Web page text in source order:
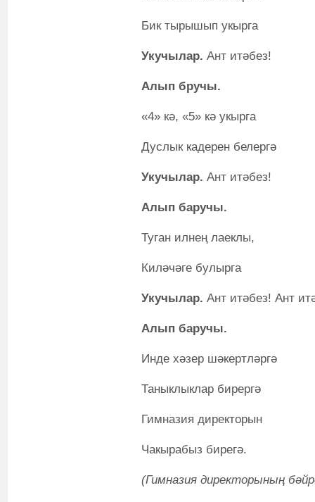
Бик тырышып укырга
Укучылар. Ант итәбез!
Алып бручы.
«4» кә, «5» кә укырга
Дуслык кадерен белергә
Укучылар. Ант итәбез!
Алып баручы.
Туган илнең лаеклы,
Киләчәге булырга
Укучылар. Ант итәбез! Ант
Алып баручы.
Инде хәзер шәкертләргә
Таныклыклар бирергә
Гимназия директорын
Чакырабыз бирегә.
(Гимназия директорының